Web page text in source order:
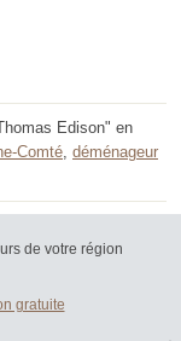
Edison" en
Comté, déménageur
de votre région
gratuite